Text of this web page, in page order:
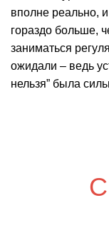
вполне реально,
гораздо больше,
заниматься
ожидали – ведь
нельзя” была